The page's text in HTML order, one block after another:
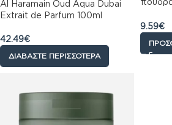
Al Haramain Oud Aqua Dubai
Extrait de Parfum 100ml
42.49€
ΔΙΑΒΆΣΤΕ ΠΕΡΙΣΣΌΤΕΡΑ
9.59€